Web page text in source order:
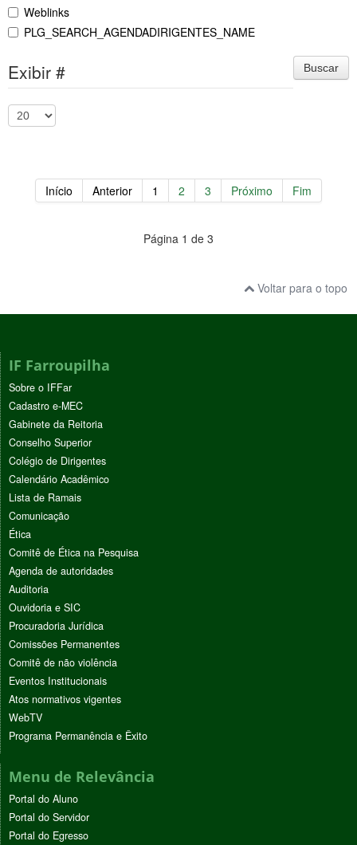
Weblinks
PLG_SEARCH_AGENDADIRIGENTES_NAME
Buscar
Exibir #
Início Anterior 1 2 3 Próximo Fim
Página 1 de 3
Voltar para o topo
IF Farroupilha
Sobre o IFFar
Cadastro e-MEC
Gabinete da Reitoria
Conselho Superior
Colégio de Dirigentes
Calendário Acadêmico
Lista de Ramais
Comunicação
Ética
Comitê de Ética na Pesquisa
Agenda de autoridades
Auditoria
Ouvidoria e SIC
Procuradoria Jurídica
Comissões Permanentes
Comitê de não violência
Eventos Institucionais
Atos normativos vigentes
WebTV
Programa Permanência e Êxito
Menu de Relevância
Portal do Aluno
Portal do Servidor
Portal do Egresso